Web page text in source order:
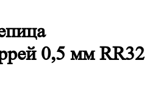
0,5 мм RR32